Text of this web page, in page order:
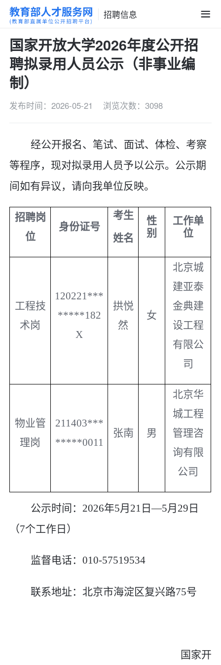
招聘信息
国家开放大学2026年度公开招
聘拟录用人员公示（非事业编
制）
发布时间：2026-05-21 浏览次数：3098
经公开报名、 笔试、 面试、体检、考察
等程序，现对拟录用人员予以公示。公示期
间如有异议，请向我单位反映。
招聘岗
位
身份证号
考生
姓名
性
别
工作单
位
工程技
术岗
120221***
*****182
X
拱悦
然
女
北京城
建亚泰
金典建
设工程
有限公
司
物业管
理岗
211403***
*****0011
张南 男
北京华
城工程
管理咨
询有限
公司
公示时间： 2026年5月 21 日—5月 29 日
（7个工作日）
监督电话：010-57519534
联系地址：北京市海淀区复兴路75号
国家开